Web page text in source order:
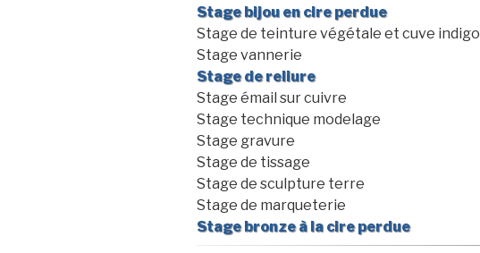
Stage bijou en cire perdue
Stage de teinture végétale et cuve indigo
Stage vannerie
Stage de reliure
Stage émail sur cuivre
Stage technique modelage
Stage gravure
Stage de tissage
Stage de sculpture terre
Stage de marqueterie
Stage bronze à la cire perdue